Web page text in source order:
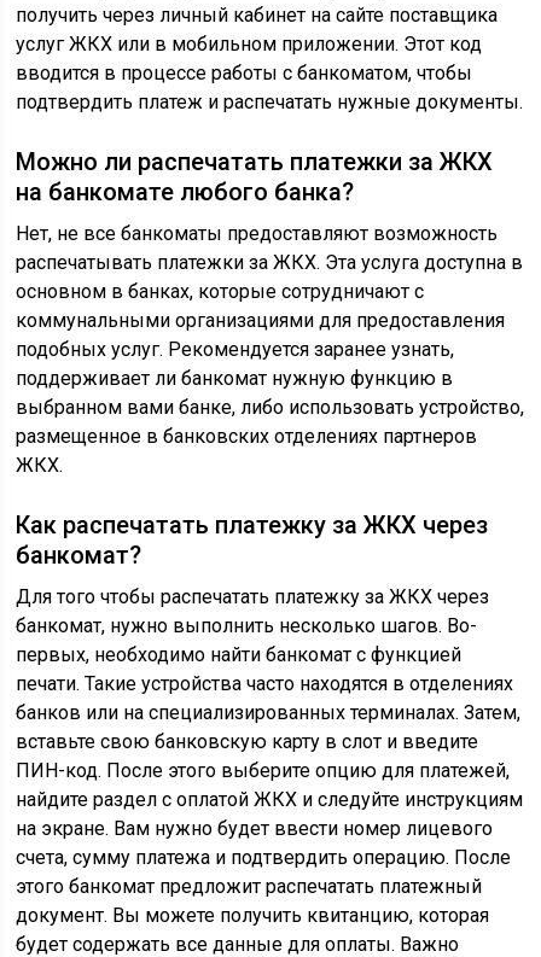
получить через личный кабинет на сайте поставщика
услуг ЖКХ или в мобильном приложении. Этот код
вводится в процессе работы с банкоматом, чтобы
подтвердить платеж и распечатать нужные документы.
Можно ли распечатать платежки за ЖКХ
на банкомате любого банка?
Нет, не все банкоматы предоставляют возможность
распечатывать платежки за ЖКХ. Эта услуга доступна в
основном в банках, которые сотрудничают с
коммунальными организациями для предоставления
подобных услуг. Рекомендуется заранее узнать,
поддерживает ли банкомат нужную функцию в
выбранном вами банке, либо использовать устройство,
размещенное в банковских отделениях партнеров
ЖКХ.
Как распечатать платежку за ЖКХ через
банкомат?
Для того чтобы распечатать платежку за ЖКХ через
банкомат, нужно выполнить несколько шагов. Во-
первых, необходимо найти банкомат с функцией
печати. Такие устройства часто находятся в отделениях
банков или на специализированных терминалах. Затем,
вставьте свою банковскую карту в слот и введите
ПИН-код. После этого выберите опцию для платежей,
найдите раздел с оплатой ЖКХ и следуйте инструкциям
на экране. Вам нужно будет ввести номер лицевого
счета, сумму платежа и подтвердить операцию. После
этого банкомат предложит распечатать платежный
документ. Вы можете получить квитанцию, которая
будет содержать все данные для оплаты. Важно